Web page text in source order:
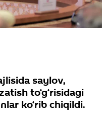
saylov,
to‘g‘risidagi
ko‘rib chiqildi.